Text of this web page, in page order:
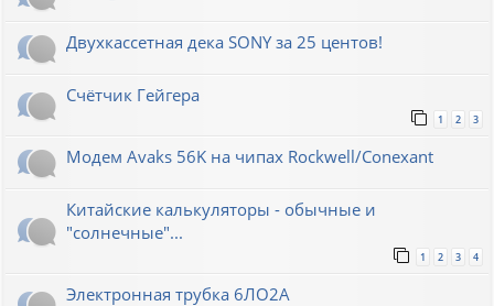
Двухкассетная дека SONY за 25 центов!
Счётчик Гейгера
1 2 3
Модем Avaks 56K на чипах Rockwell/Conexant
Китайские калькуляторы - обычные и
"солнечные"...
1 2 3 4
Электронная трубка 6ЛО2А